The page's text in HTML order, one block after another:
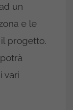
un
e le
progetto.
vari